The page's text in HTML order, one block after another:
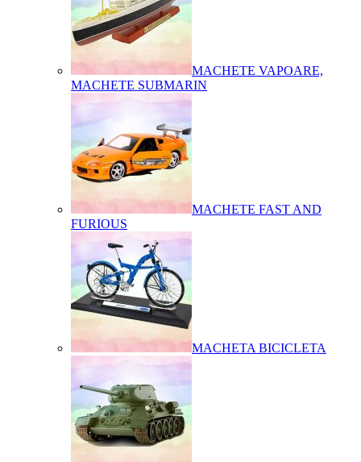
MACHETE VAPOARE,
MACHETE SUBMARIN
MACHETE FAST AND
FURIOUS
MACHETA BICICLETA